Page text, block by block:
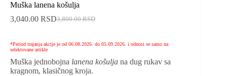
Muška lanena košulja
3,800.00RSD
3,040.00 RSD
*Period trajanja akcije je od 06.08.2026. do 05.09.2026. i odnosi se samo na
selektovane artikle
Muška jednobojna lanena košulja na dug rukav sa
kragnom, klasičnog kroja.